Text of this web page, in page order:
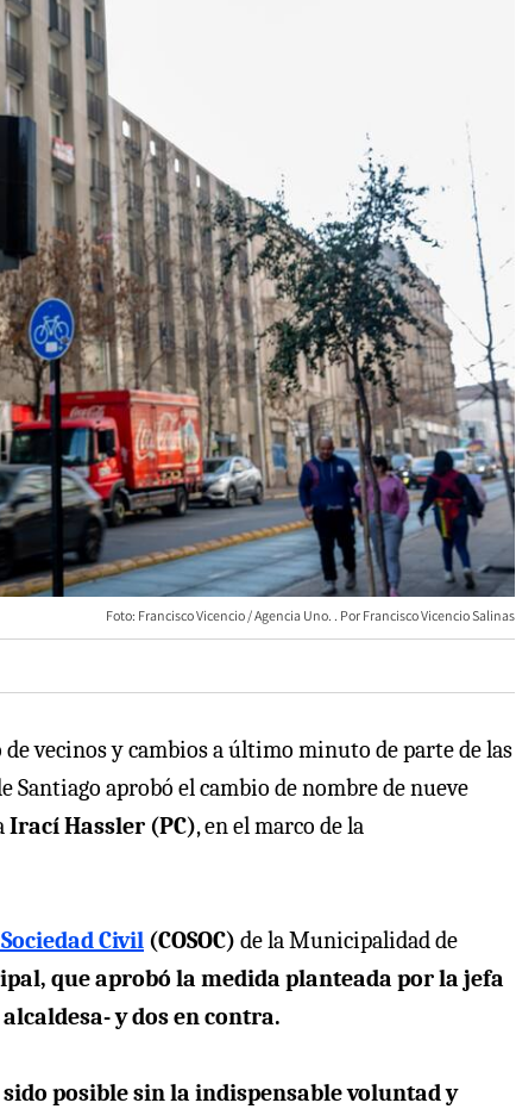
Foto: Francisco Vicencio / Agencia Uno. Francisco Vicencio Salinas
vecinos y cambios a último minuto de parte de las
aprobó el cambio de nombre de nueve
Irací Hassler (PC), en el marco de la
Civil (COSOC) de la Municipalidad de
que aprobó la medida planteada por la jefa
y dos en contra.
posible sin la indispensable voluntad y